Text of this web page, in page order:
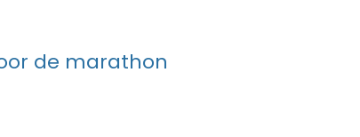
de marathon